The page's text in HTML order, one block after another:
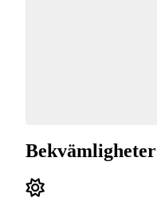
Bekvämligheter